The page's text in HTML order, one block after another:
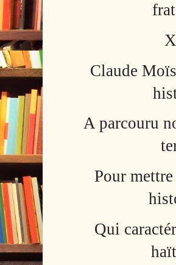
Claude
A parcouru
Pour
Qui